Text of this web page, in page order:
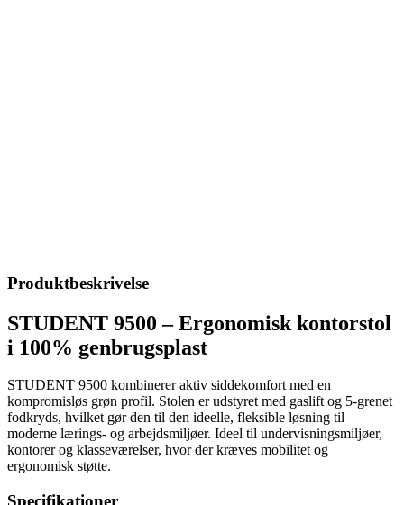
Produktbeskrivelse
STUDENT 9500 – Ergonomisk kontorstol
i 100% genbrugsplast
STUDENT 9500 kombinerer aktiv siddekomfort med en
kompromisløs grøn profil. Stolen er udstyret med gaslift og 5-grenet
fodkryds, hvilket gør den til den ideelle, fleksible løsning til
moderne lærings- og arbejdsmiljøer. Ideel til undervisningsmiljøer,
kontorer og klasseværelser, hvor der kræves mobilitet og
ergonomisk støtte.
Specifikationer